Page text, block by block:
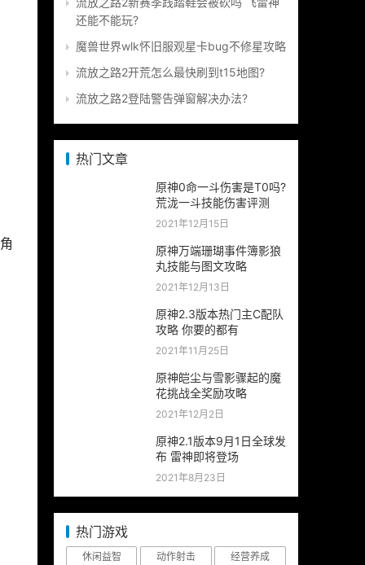
还能不能玩?
魔兽世界wlk怀旧服观星卡bug不修星攻略
流放之路2开荒怎么最快刷到t15地图?
流放之路2登陆警告弹窗解决办法?
热门文章
原神0命一斗伤害是T0吗?
荒泷一斗技能伤害评测
2021年12月15日
原神万端珊瑚事件簿影狼
丸技能与图文攻略
2021年12月13日
原神2.3版本热门主C配队
攻略 你要的都有
2021年11月25日
原神皑尘与雪影骤起的魔
花挑战全奖励攻略
2021年12月2日
原神2.1版本9月1日全球发
布 雷神即将登场
2021年8月23日
热门游戏
休闲益智 动作射击 经营养成